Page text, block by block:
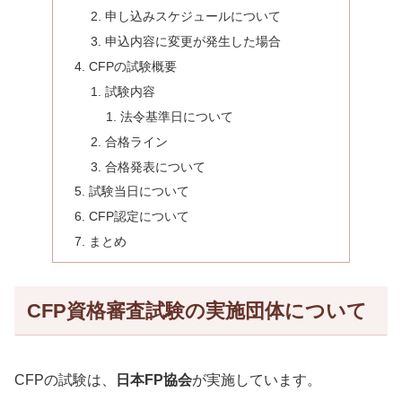
申し込みスケジュールについて
申込内容に変更が発生した場合
CFPの試験概要
試験内容
法令基準日について
合格ライン
合格発表について
試験当日について
CFP認定について
まとめ
CFP資格審査試験の実施団体について
CFPの試験は、 日本FP協会が実施しています。